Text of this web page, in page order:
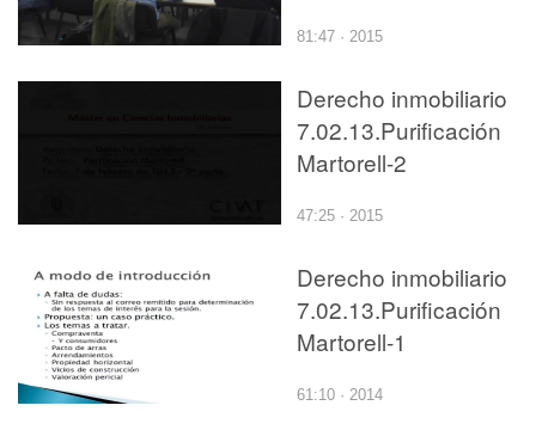
81:47 · 2015
Derecho inmobiliario
7.02.13.Purificación
Martorell-2
47:25 · 2015
Derecho inmobiliario
7.02.13.Purificación
Martorell-1
61:10 · 2014